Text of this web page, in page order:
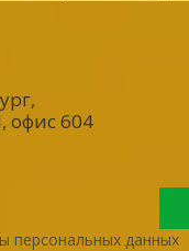
,
офис 604
персональных данных